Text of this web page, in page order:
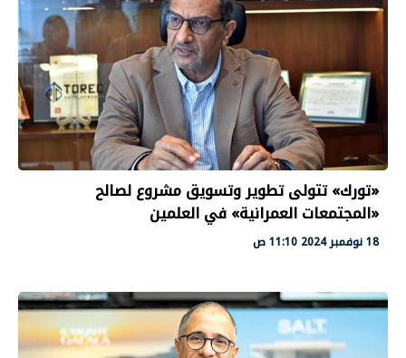
«تورك» تتولى تطوير وتسويق مشروع لصالح
«المجتمعات العمرانية» في العلمين
18 نوفمبر 2024 11:10 ص